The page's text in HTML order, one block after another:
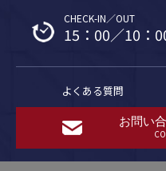
CHECK-IN／OUT
15：00／10：
よくある質問
お問い